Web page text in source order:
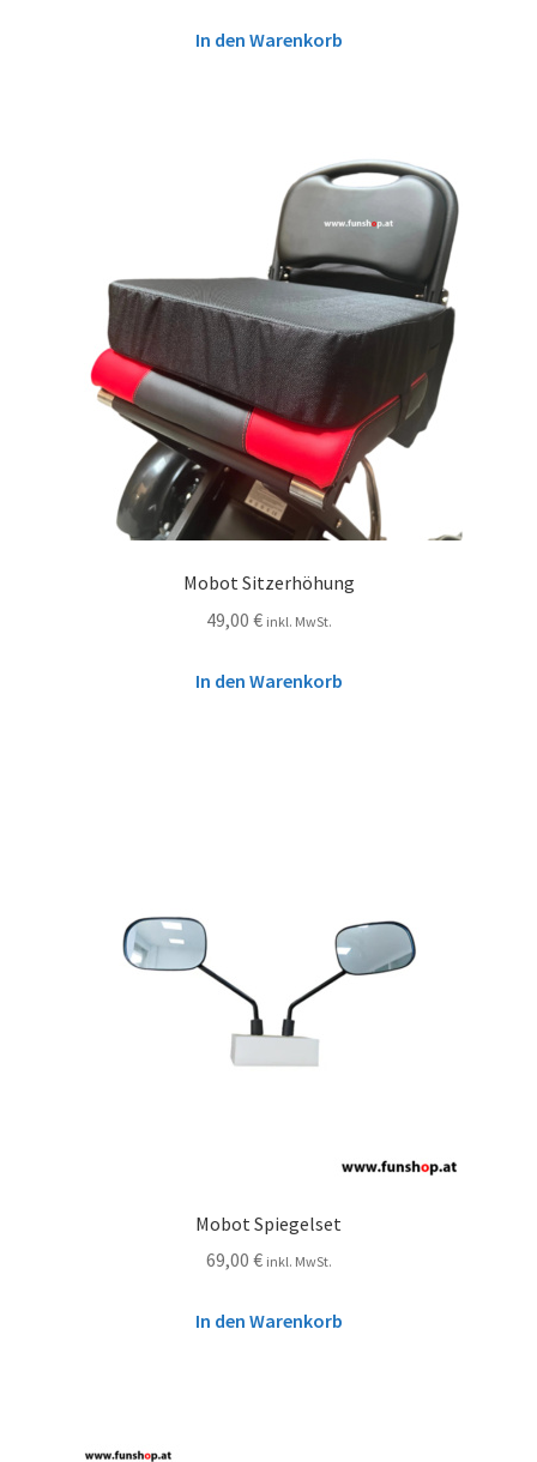
In den Warenkorb
Mobot Sitzerhöhung
49,00 € inkl. MwSt.
In den Warenkorb
Mobot Spiegelset
69,00 € inkl. MwSt.
In den Warenkorb